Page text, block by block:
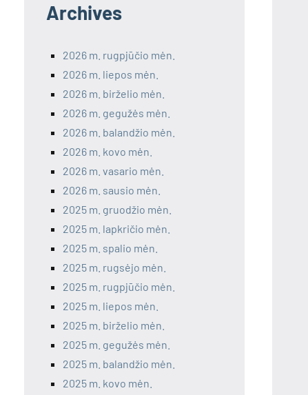
Archives
2026 m. rugpjūčio mėn.
2026 m. liepos mėn.
2026 m. birželio mėn.
2026 m. gegužės mėn.
2026 m. balandžio mėn.
2026 m. kovo mėn.
2026 m. vasario mėn.
2026 m. sausio mėn.
2025 m. gruodžio mėn.
2025 m. lapkričio mėn.
2025 m. spalio mėn.
2025 m. rugsėjo mėn.
2025 m. rugpjūčio mėn.
2025 m. liepos mėn.
2025 m. birželio mėn.
2025 m. gegužės mėn.
2025 m. balandžio mėn.
2025 m. kovo mėn.